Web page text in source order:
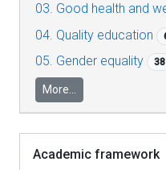
03. Good health and
04. Quality education
05. Gender equality 38
More...
Academic framework